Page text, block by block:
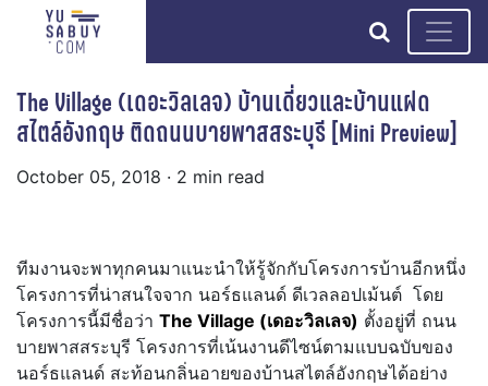
search
The Village (เดอะวิลเลจ) บ้านเดี่ยวและบ้านแฝด
สไตล์อังกฤษ ติดถนนบายพาสสระบุรี [Mini Preview]
October 05, 2018 · 2 min read
ทีมงานจะพาทุกคนมาแนะนำให้รู้จักกับโครงการบ้านอีกหนึ่ง
โครงการที่น่าสนใจจาก นอร์ธแลนด์ ดีเวลลอปเม้นต์ โดย
โครงการนี้มีชื่อว่า The Village (เดอะวิลเลจ) ตั้งอยู่ที่ ถนน
บายพาสสระบุรี โครงการที่เน้นงานดีไซน์ตามแบบฉบับของ
นอร์ธแลนด์ สะท้อนกลิ่นอายของบ้านสไตล์อังกฤษได้อย่าง